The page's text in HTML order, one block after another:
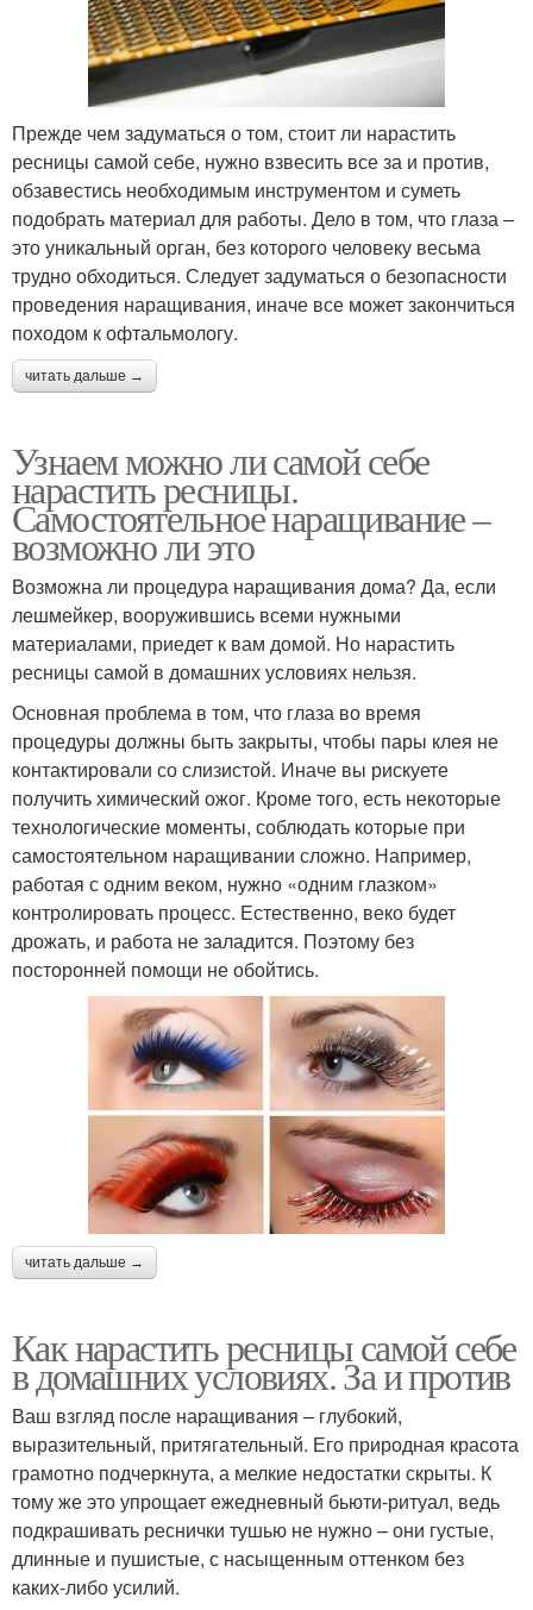
Прежде чем задуматься о том, стоит ли нарастить
ресницы самой себе, нужно взвесить все за и против,
обзавестись необходимым инструментом и суметь
подобрать материал для работы. Дело в том, что глаза –
это уникальный орган, без которого человеку весьма
трудно обходиться. Следует задуматься о безопасности
проведения наращивания, иначе все может закончиться
походом к офтальмологу.
читать дальше →
Узнаем можно ли самой себе
нарастить ресницы.
Самостоятельное наращивание –
возможно ли это
Возможна ли процедура наращивания дома? Да, если
лешмейкер, вооружившись всеми нужными
материалами, приедет к вам домой. Но нарастить
ресницы самой в домашних условиях нельзя.
Основная проблема в том, что глаза во время
процедуры должны быть закрыты, чтобы пары клея не
контактировали со слизистой. Иначе вы рискуете
получить химический ожог. Кроме того, есть некоторые
технологические моменты, соблюдать которые при
самостоятельном наращивании сложно. Например,
работая с одним веком, нужно «одним глазком»
контролировать процесс. Естественно, веко будет
дрожать, и работа не заладится. Поэтому без
посторонней помощи не обойтись.
читать дальше →
Как нарастить ресницы самой себе
в домашних условиях. За и против
Ваш взгляд после наращивания – глубокий,
выразительный, притягательный. Его природная красота
грамотно подчеркнута, а мелкие недостатки скрыты. К
тому же это упрощает ежедневный бьюти-ритуал, ведь
подкрашивать реснички тушью не нужно – они густые,
длинные и пушистые, с насыщенным оттенком без
каких-либо усилий.